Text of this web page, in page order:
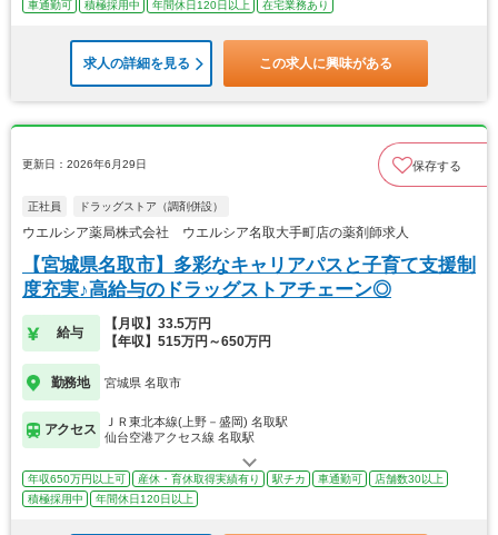
車通勤可
積極採用中 年間休日120日以上 在宅業務あり
求人の詳細を見る この求人に興味がある
更新日：2026年6月29日 保存する
正社員 ドラッグストア（調剤併設）
ウエルシア薬局株式会社 ウエルシア名取大手町店の薬剤師求人
【宮城県名取市】多彩なキャリアパスと子育て支援制
度充実♪高給与のドラッグストアチェーン◎
給与
【月収】33.5万円
【年収】515万円～650万円
勤務地 宮城県 名取市
アクセス
ＪＲ東北本線(上野－盛岡) 名取駅
仙台空港アクセス線 名取駅
年収650万円以上可 産休・育休取得実績有り 駅チカ 車通勤可
店舗数30以上
積極採用中
年間休日120日以上